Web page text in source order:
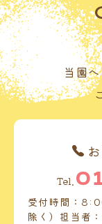
当園
Tel.
受付時間：
除く）担当者